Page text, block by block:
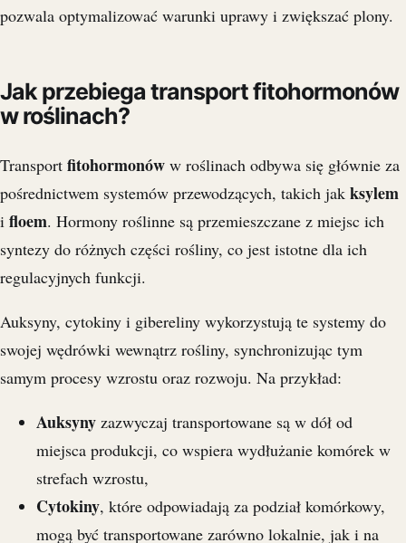
pozwala optymalizować warunki uprawy i zwiększać plony.
Jak przebiega transport fitohormonów
w roślinach?
Transport fitohormonów w roślinach odbywa się głównie za
pośrednictwem systemów przewodzących, takich jak ksylem
i floem. Hormony roślinne są przemieszczane z miejsc ich
syntezy do różnych części rośliny, co jest istotne dla ich
regulacyjnych funkcji.
Auksyny, cytokiny i gibereliny wykorzystują te systemy do
swojej wędrówki wewnątrz rośliny, synchronizując tym
samym procesy wzrostu oraz rozwoju. Na przykład:
Auksyny zazwyczaj transportowane są w dół od
miejsca produkcji, co wspiera wydłużanie komórek w
strefach wzrostu,
Cytokiny, które odpowiadają za podział komórkowy,
mogą być transportowane zarówno lokalnie, jak i na